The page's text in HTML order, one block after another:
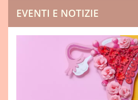
EVENTI E NOTIZIE